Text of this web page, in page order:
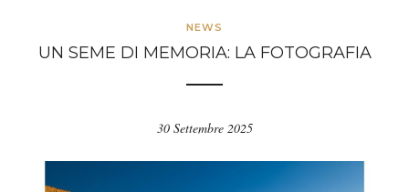
NEWS
UN SEME DI MEMORIA: LA FOTOGRAFIA
30 Settembre 2025